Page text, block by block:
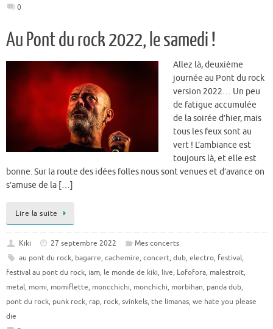
0
Au Pont du rock 2022, le samedi !
Allez là, deuxième
journée au Pont du rock
version 2022… Un peu
de fatigue accumulée
de la soirée d’hier, mais
tous les feux sont au
vert ! L’ambiance est
toujours là, et elle est
bonne. Sur la route des idées folles nous sont venues et d’avance on
s’amuse de la […]
Lire la suite
Kiki 27 septembre 2022
Mes concerts
au pont du rock, bagarre, cachemire, concert, dub, electro, festival,
festival au pont du rock, iam, le monde de kiki, live, Lofofora, malestroit,
metal, momi, momiflette, moncchichi, monchichi, morbihan, panda dub,
pont du rock, punk rock, rap, rock, svinkels, the limanas, we hate you please
die